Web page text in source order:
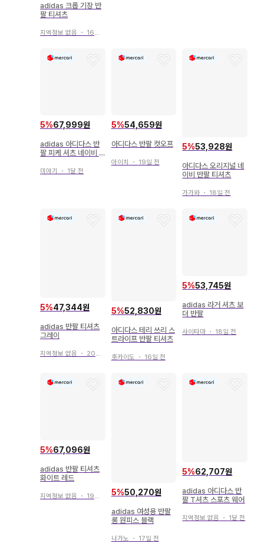
adidas 크롭 기장 반
팔 티셔츠
지역정보 없음 ・ 16일 전
5%67,999원
adidas 아디다스 반
팔 피케 셔츠 네이비 X
미야기 ・ 1달 전
5%54,659원
아디다스 반팔 컷오프
아이치 ・ 19일 전
5%53,928원
아디다스 오리지널 네
이비 반팔 티셔츠
가가와 ・ 18일 전
5%47,344원
adidas 반팔 티셔츠
그레이
지역정보 없음 ・ 20일 전
5%52,830원
아디다스 테리 쓰리 스
트라이프 반팔 티셔츠
홋카이도 ・ 16일 전
5%53,745원
adidas 라거 셔츠 보
더 반팔
사이타마 ・ 18일 전
5%67,096원
adidas 반팔 티셔츠
화이트 레드
지역정보 없음 ・ 19일 전 5%50,270원
adidas 여성용 반팔
롱 원피스 블랙
나가노 ・ 17일 전
5%62,707원
adidas 아디다스 반
팔 T셔츠 스포츠 웨어
지역정보 없음 ・ 1달 전